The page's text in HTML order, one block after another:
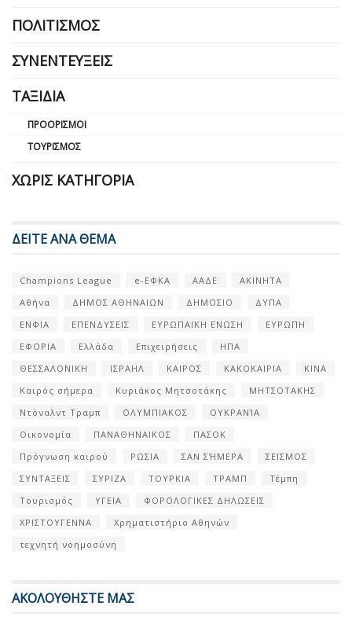
ΠΟΛΙΤΙΣΜΌΣ
ΣΥΝΕΝΤΕΎΞΕΙΣ
ΤΑΞΊΔΙΑ
ΠΡΟΟΡΙΣΜΟΊ
ΤΟΥΡΙΣΜΌΣ
ΧΩΡΊΣ ΚΑΤΗΓΟΡΊΑ
ΔΕΙΤΕ ΑΝΑ ΘΕΜΑ
Champions League e-ΕΦΚΑ ΑΑΔΕ
ΑΚΙΝΗΤΑ
Αθήνα
ΔΗΜΟΣ ΑΘΗΝΑΙΩΝ ΔΗΜΟΣΙΟ
ΔΥΠΑ
ΕΝΦΙΑ
ΕΠΕΝΔΥΣΕΙΣ ΕΥΡΩΠΑΪΚΗ ΕΝΩΣΗ
ΕΥΡΩΠΗ
ΕΦΟΡΙΑ
Ελλάδα Επιχειρήσεις
ΗΠΑ
ΘΕΣΣΑΛΟΝΙΚΗ
ΙΣΡΑΗΛ ΚΑΙΡΟΣ ΚΑΚΟΚΑΙΡΙΑ
ΚΙΝΑ
Καιρός σήμερα
Κυριάκος Μητσοτάκης
ΜΗΤΣΟΤΑΚΗΣ
Ντόναλντ Τραμπ
ΟΛΥΜΠΙΑΚΟΣ
ΟΥΚΡΑΝΊΑ
Οικονομία
ΠΑΝΑΘΗΝΑΙΚΟΣ
ΠΑΣΟΚ
Πρόγνωση καιρού
ΡΩΣΙΑ ΣΑΝ ΣΉΜΕΡΑ
ΣΕΙΣΜΟΣ
ΣΥΝΤΑΞΕΙΣ
ΣΥΡΙΖΑ ΤΟΥΡΚΙΑ ΤΡΑΜΠ
Τέμπη
Τουρισμός
ΥΓΕΙΑ
ΦΟΡΟΛΟΓΙΚΕΣ ΔΗΛΩΣΕΙΣ
ΧΡΙΣΤΟΥΓΕΝΝΑ
Χρηματιστήριο Αθηνών
τεχνητή νοημοσύνη
ΑΚΟΛΟΥΘΗΣΤΕ ΜΑΣ